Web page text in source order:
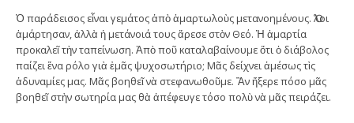
Ὁ παράδεισος εἶναι γεμάτος ἀπὸ ἁμαρτωλοὺς μετανοημένους. Ὅλοι
ἁμάρτησαν, ἀλλὰ ἡ μετάνοιά τους ἄρεσε στὸν Θεό. Ἡ ἁμαρτία
προκαλεῖ τὴν ταπείνωση. Ἀπὸ ποῦ καταλαβαίνουμε ὅτι ὁ διάβολος
παίζει ἕνα ρόλο γιὰ ἐμᾶς ψυχοσωτήριο; Μᾶς δείχνει ἀμέσως τὶς
ἀδυναμίες μας. Μᾶς βοηθεῖ νὰ στεφανωθοῦμε. Ἂν ἤξερε πόσο μᾶς
βοηθεῖ στὴν σωτηρία μας θὰ ἀπέφευγε τόσο πολὺ νὰ μᾶς πειράζει.